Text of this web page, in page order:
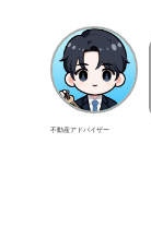
不動産アドバイザー